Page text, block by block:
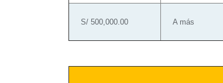
S/ 500,000.00 A más